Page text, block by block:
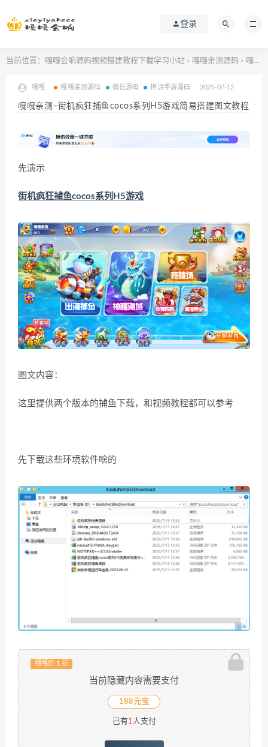
登录
当前位置： 嘎嘎会响源码视频搭建教程下载学习小站 > 嘎嘎亲测源码 > 嘎嘎亲测–街机疯狂捕鱼cocos系列H5游戏简易搭建图文教程
嘎嘎 嘎嘎亲测源码 微信源码 棋派手游源码 2025-07-12
嘎嘎亲测–街机疯狂捕鱼cocos系列H5游戏简易搭建图文教程
先演示
街机疯狂捕鱼cocos系列H5游戏
图文内容：
这里提供两个版本的捕鱼下载，和视频教程都可以参考
先下载这些环境软件啥的
嘎嘎价 1 折
当前隐藏内容需要支付
188元宝
已有 1人支付